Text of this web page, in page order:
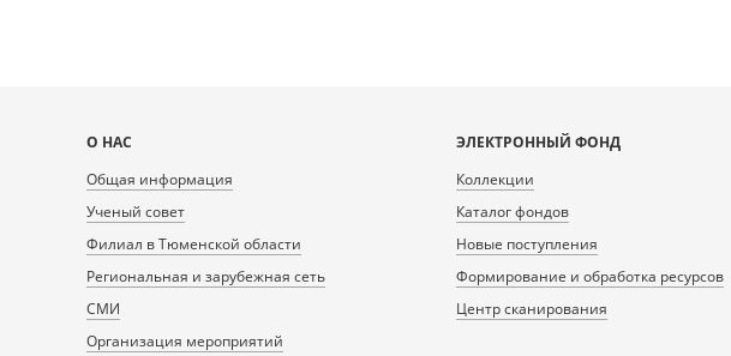
Карта
сайта
О НАС
Общая информация
Ученый совет
Филиал в Тюменской области
Региональная и зарубежная сеть
СМИ
Организация мероприятий
ЭЛЕКТРОННЫЙ ФОНД
Коллекции
Каталог фондов
Новые поступления
Формирование и обработка ресурсов
Центр сканирования